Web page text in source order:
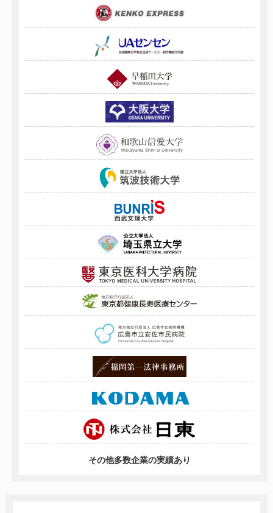
その他多数企業の実績あり